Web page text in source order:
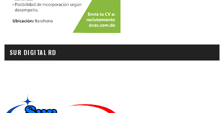
SUR DIGITAL RD